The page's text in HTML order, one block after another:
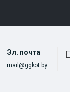
Эл. почта
mail@ggkot.by